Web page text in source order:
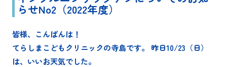
らせNo2（2022年度）
皆様、こんばんは！
てらしまこどもクリニックの寺島です。 昨日10/23（日）
は、いいお天気でした。